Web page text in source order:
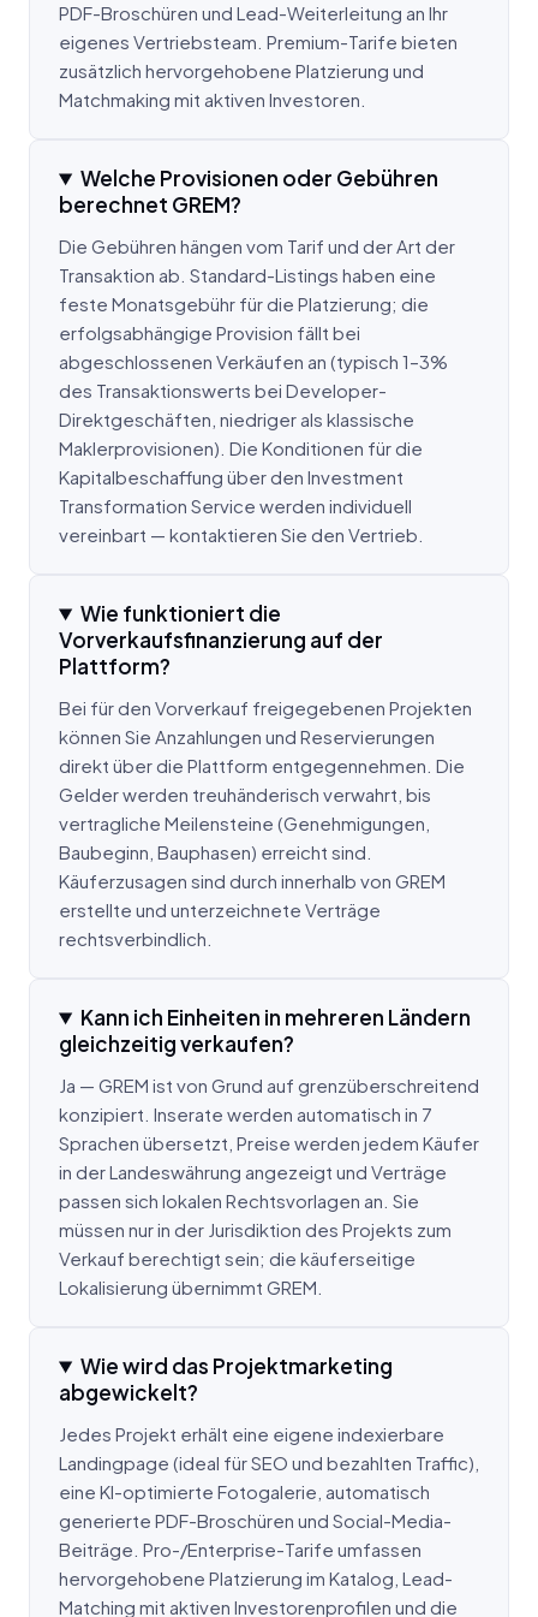
PDF-Broschüren und Lead-Weiterleitung an Ihr
eigenes Vertriebsteam. Premium-Tarife bieten
zusätzlich hervorgehobene Platzierung und
Matchmaking mit aktiven Investoren.
Welche Provisionen oder Gebühren
berechnet GREM?
Die Gebühren hängen vom Tarif und der Art der
Transaktion ab. Standard-Listings haben eine
feste Monatsgebühr für die Platzierung; die
erfolgsabhängige Provision fällt bei
abgeschlossenen Verkäufen an (typisch 1–3%
des Transaktionswerts bei Developer-
Direktgeschäften, niedriger als klassische
Maklerprovisionen). Die Konditionen für die
Kapitalbeschaffung über den Investment
Transformation Service werden individuell
vereinbart — kontaktieren Sie den Vertrieb.
Wie funktioniert die
Vorverkaufsfinanzierung auf der
Plattform?
Bei für den Vorverkauf freigegebenen Projekten
können Sie Anzahlungen und Reservierungen
direkt über die Plattform entgegennehmen. Die
Gelder werden treuhänderisch verwahrt, bis
vertragliche Meilensteine (Genehmigungen,
Baubeginn, Bauphasen) erreicht sind.
Käuferzusagen sind durch innerhalb von GREM
erstellte und unterzeichnete Verträge
rechtsverbindlich.
Kann ich Einheiten in mehreren Ländern
gleichzeitig verkaufen?
Ja — GREM ist von Grund auf grenzüberschreitend
konzipiert. Inserate werden automatisch in 7
Sprachen übersetzt, Preise werden jedem Käufer
in der Landeswährung angezeigt und Verträge
passen sich lokalen Rechtsvorlagen an. Sie
müssen nur in der Jurisdiktion des Projekts zum
Verkauf berechtigt sein; die käuferseitige
Lokalisierung übernimmt GREM.
Wie wird das Projektmarketing
abgewickelt?
Jedes Projekt erhält eine eigene indexierbare
Landingpage (ideal für SEO und bezahlten Traffic),
eine KI-optimierte Fotogalerie, automatisch
generierte PDF-Broschüren und Social-Media-
Beiträge. Pro-/Enterprise-Tarife umfassen
hervorgehobene Platzierung im Katalog, Lead-
Matching mit aktiven Investorenprofilen und die